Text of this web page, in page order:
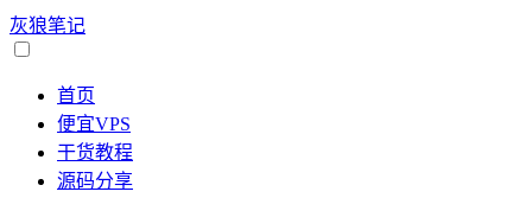
灰狼笔记
首页
便宜VPS
干货教程
源码分享